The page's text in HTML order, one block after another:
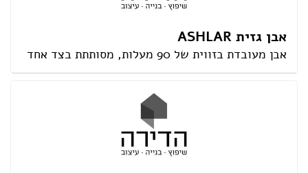
אבן גזית ASHLAR
אבן מעובדת בזווית של 90 מעלות, מסותתת בצד אחד